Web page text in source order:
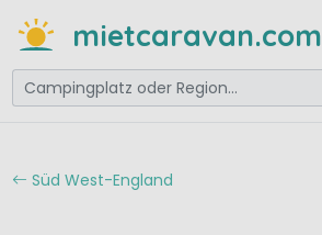
mietcaravan.com
Süd West-England